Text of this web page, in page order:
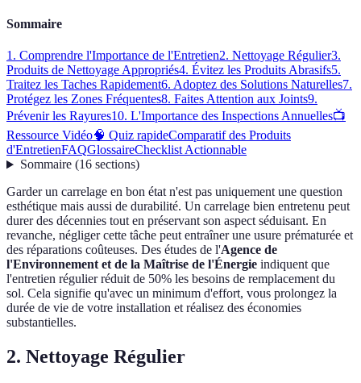
Sommaire
1. Comprendre l'Importance de l'Entretien2. Nettoyage Régulier3.
Produits de Nettoyage Appropriés4. Évitez les Produits Abrasifs5.
Traitez les Taches Rapidement6. Adoptez des Solutions Naturelles7.
Protégez les Zones Fréquentes8. Faites Attention aux Joints9.
Prévenir les Rayures10. L'Importance des Inspections Annuelles📺
Ressource Vidéo🧠 Quiz rapideComparatif des Produits
d'EntretienFAQGlossaireChecklist Actionnable
Sommaire(16 sections)
Garder un carrelage en bon état n'est pas uniquement une question
esthétique mais aussi de durabilité. Un carrelage bien entretenu peut
durer des décennies tout en préservant son aspect séduisant. En
revanche, négliger cette tâche peut entraîner une usure prématurée et
des réparations coûteuses. Des études de l'Agence de
l'Environnement et de la Maîtrise de l'Énergie indiquent que
l'entretien régulier réduit de 50% les besoins de remplacement du
sol. Cela signifie qu'avec un minimum d'effort, vous prolongez la
durée de vie de votre installation et réalisez des économies
substantielles.
2. Nettoyage Régulier